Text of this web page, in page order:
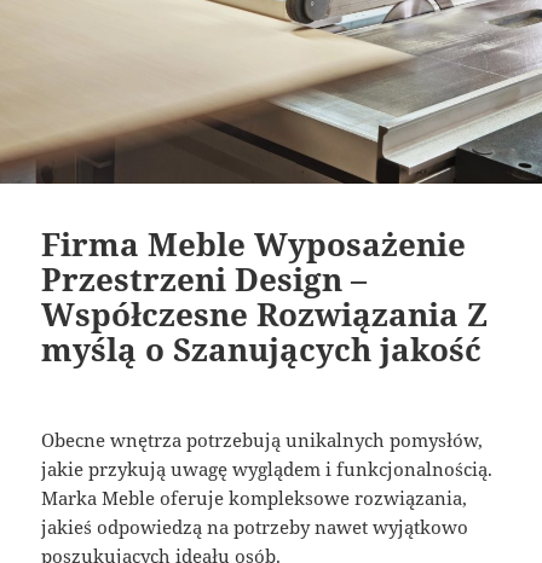
Firma Meble Wyposażenie
Przestrzeni Design –
Współczesne Rozwiązania Z
myślą o Szanujących jakość
Obecne wnętrza potrzebują unikalnych pomysłów,
jakie przykują uwagę wyglądem i funkcjonalnością.
Marka Meble oferuje kompleksowe rozwiązania,
jakieś odpowiedzą na potrzeby nawet wyjątkowo
poszukujących ideału osób.